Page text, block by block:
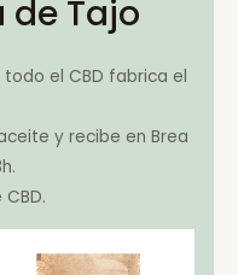
de Tajo
el CBD fabrica el
y recibe en Brea